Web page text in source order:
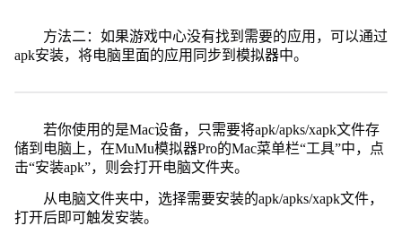
方法二：如果游戏中心没有找到需要的应用，可以通过
apk安装，将电脑里面的应用同步到模拟器中。
若你使用的是Mac设备，只需要将apk/apks/xapk文件存
储到电脑上，在MuMu模拟器Pro的Mac菜单栏“工具”中，点
击“安装apk”，则会打开电脑文件夹。
从电脑文件夹中，选择需要安装的apk/apks/xapk文件，
打开后即可触发安装。